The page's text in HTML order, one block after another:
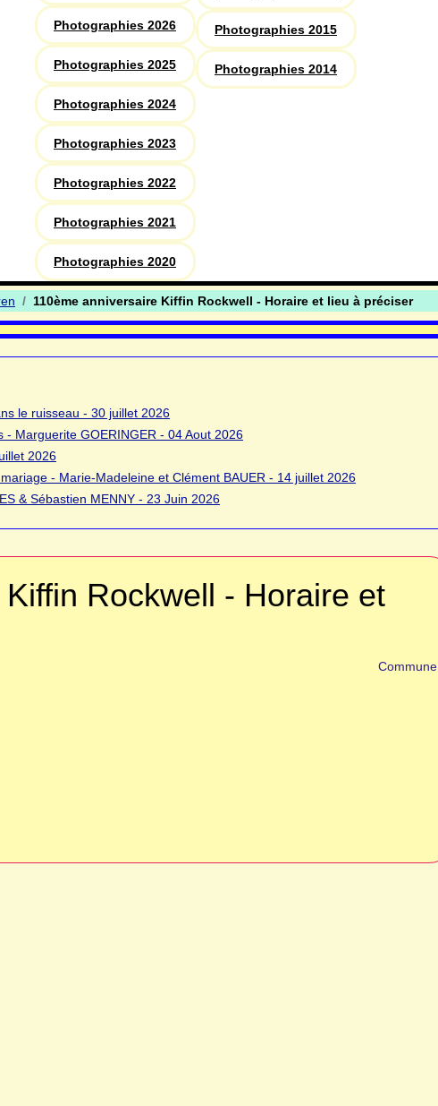
Photographies 2026
Photographies 2025
Photographies 2024
Photographies 2023
Photographies 2022
Photographies 2021
Photographies 2020
Photographies 2015
Photographies 2014
110ème anniversaire Kiffin Rockwell - Horaire et lieu à préciser
le ruisseau - 30 juillet 2026
Marguerite GOERINGER - 04 Aout 2026
2026
- Marie-Madeleine et Clément BAUER - 14 juillet 2026
& Sébastien MENNY - 23 Juin 2026
Rockwell - Horaire et
Commune